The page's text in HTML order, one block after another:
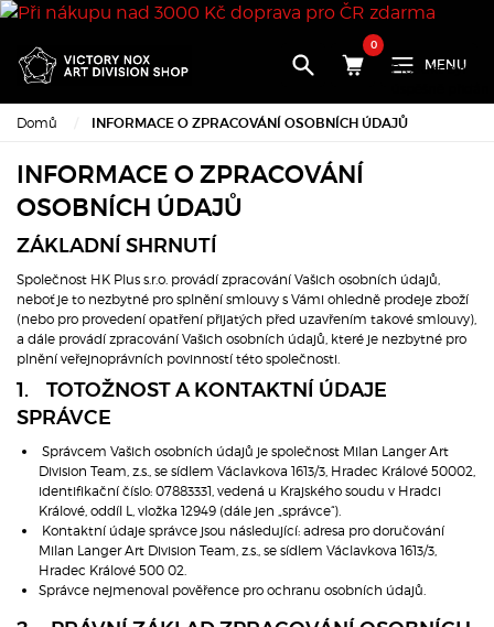
0
Produkt byl
do nákupního
košíku
Celkem:
Přejděte k
pokladně
MENU
Domů INFORMACE O ZPRACOVÁNÍ OSOBNÍCH ÚDAJŮ
INFORMACE O ZPRACOVÁNÍ
OSOBNÍCH ÚDAJŮ
ZÁKLADNÍ SHRNUTÍ
Společnost HK Plus s.r.o. provádí zpracování Vašich osobních údajů,
neboť je to nezbytné pro splnění smlouvy s Vámi ohledně prodeje zboží
(nebo pro provedení opatření přijatých před uzavřením takové smlouvy),
a dále provádí zpracování Vašich osobních údajů, které je nezbytné pro
plnění veřejnoprávních povinností této společnosti.
1. TOTOŽNOST A KONTAKTNÍ ÚDAJE
SPRÁVCE
Správcem Vašich osobních údajů je společnost Milan Langer Art
Division Team, z.s., se sídlem Václavkova 1613/3, Hradec Králové 50002,
identifikační číslo: 07883331, vedená u Krajského soudu v Hradci
Králové, oddíl L, vložka 12949 (dále jen „správce“).
Kontaktní údaje správce jsou následující: adresa pro doručování
Milan Langer Art Division Team, z.s., se sídlem Václavkova 1613/3,
Hradec Králové 500 02.
Správce nejmenoval pověřence pro ochranu osobních údajů.